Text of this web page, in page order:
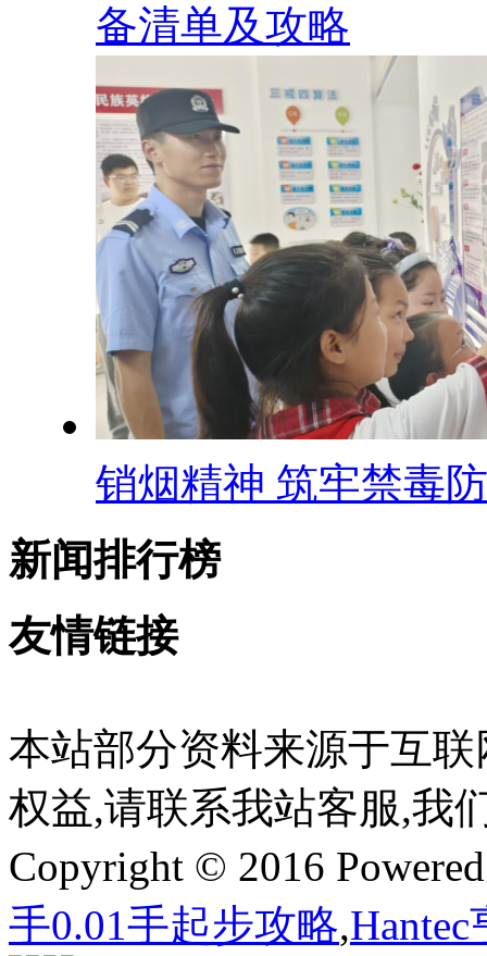
备清单及攻略
销烟精神 筑牢禁毒
新闻排行榜
友情链接
本站部分资料来源于互
权益,请联系我站客服,我
Copyright © 2016
手0.01手起步攻略,